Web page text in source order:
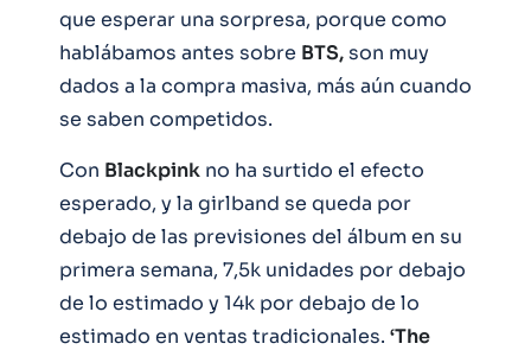
que esperar una sorpresa, porque como
hablábamos antes sobre BTS,son muy
dados a la compra masiva, más aún cuando
se saben competidos.
Con Blackpink no ha surtido el efecto
esperado, y la girlband se queda por
debajo de las previsiones del álbum en su
primera semana, 7,5k unidades por debajo
de lo estimado y 14k por debajo de lo
estimado en ventas tradicionales. ‘The